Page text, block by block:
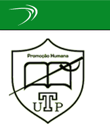
navigation